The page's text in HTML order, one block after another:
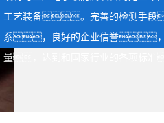
工艺装备。完善的检测手段
系，良好的企业信誉，
量，达到和国家行业的各项标